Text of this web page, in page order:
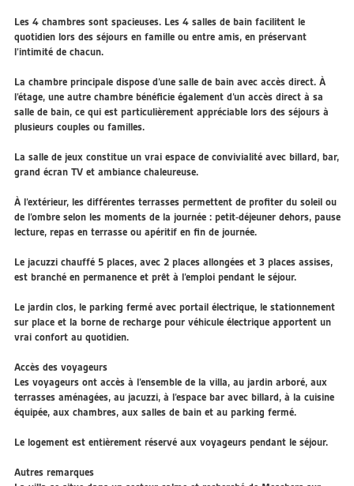
Les 4 chambres sont spacieuses. Les 4 salles de bain facilitent le
quotidien lors des séjours en famille ou entre amis, en préservant
l’intimité de chacun.
La chambre principale dispose d’une salle de bain avec accès direct. À
l’étage, une autre chambre bénéficie également d’un accès direct à sa
salle de bain, ce qui est particulièrement appréciable lors des séjours à
plusieurs couples ou familles.
La salle de jeux constitue un vrai espace de convivialité avec billard, bar,
grand écran TV et ambiance chaleureuse.
À l’extérieur, les différentes terrasses permettent de profiter du soleil ou
de l’ombre selon les moments de la journée : petit-déjeuner dehors, pause
lecture, repas en terrasse ou apéritif en fin de journée.
Le jacuzzi chauffé 5 places, avec 2 places allongées et 3 places assises,
est branché en permanence et prêt à l’emploi pendant le séjour.
Le jardin clos, le parking fermé avec portail électrique, le stationnement
sur place et la borne de recharge pour véhicule électrique apportent un
vrai confort au quotidien.
Accès des voyageurs
Les voyageurs ont accès à l’ensemble de la villa, au jardin arboré, aux
terrasses aménagées, au jacuzzi, à l’espace bar avec billard, à la cuisine
équipée, aux chambres, aux salles de bain et au parking fermé.
Le logement est entièrement réservé aux voyageurs pendant le séjour.
Autres remarques